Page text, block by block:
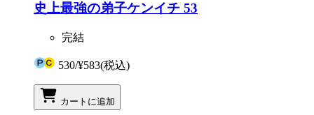
史上最強の弟子ケンイチ 53
完結
530/¥583(税込)
カートに追加